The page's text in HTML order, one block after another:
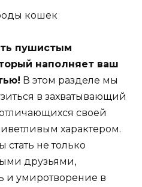
пушистым
наполняет ваш
В этом разделе мы
в захватывающий
своей
характером.
стать не только
друзьями,
и умиротворение в